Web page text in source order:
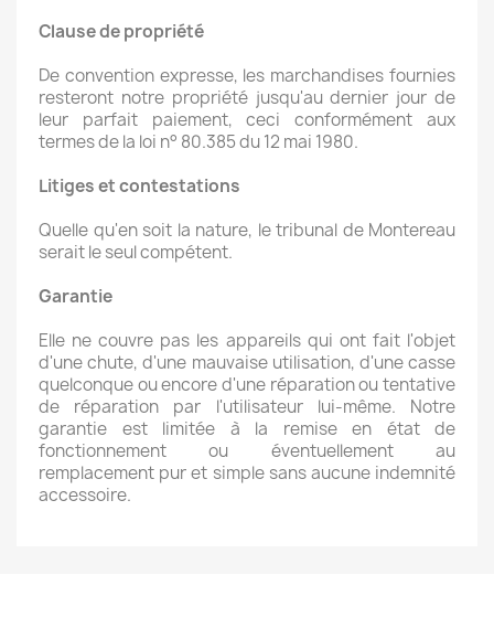
Clause de propriété
De convention expresse, les marchandises fournies
resteront notre propriété jusqu'au dernier jour de
leur parfait paiement, ceci conformément aux
termes de la loi n° 80.385 du 12 mai 1980.
Litiges et contestations
Quelle qu'en soit la nature, le tribunal de Montereau
serait le seul compétent.
Garantie
Elle ne couvre pas les appareils qui ont fait l'objet
d'une chute, d'une mauvaise utilisation, d'une casse
quelconque ou encore d'une réparation ou tentative
de réparation par l'utilisateur lui-même. Notre
garantie est limitée à la remise en état de
fonctionnement ou éventuellement au
remplacement pur et simple sans aucune indemnité
accessoire.